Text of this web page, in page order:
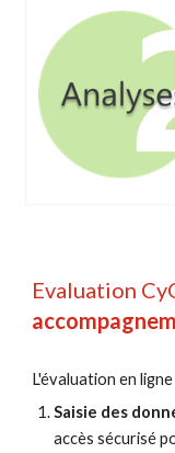
Evaluation
L'évaluation en
Saisie des
accès sécurisé